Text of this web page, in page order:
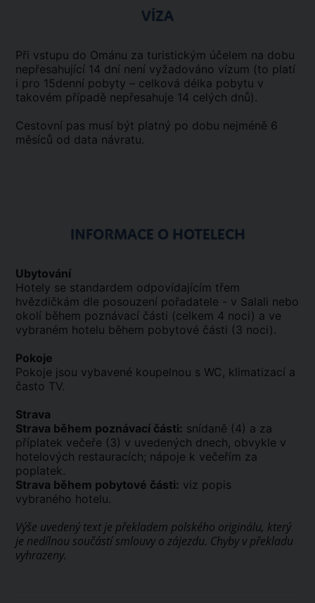
VÍZA
Při vstupu do Ománu za turistickým účelem na dobu
nepřesahující 14 dní není vyžadováno vízum (to platí
i pro 15denní pobyty – celková délka pobytu v
takovém případě nepřesahuje 14 celých dnů).
Cestovní pas musí být platný po dobu nejméně 6
měsíců od data návratu.
INFORMACE O HOTELECH
Ubytování
Hotely se standardem odpovídajícím třem
hvězdičkám dle posouzení pořadatele - v Salali nebo
okolí během poznávací části (celkem 4 noci) a ve
vybraném hotelu během pobytové části (3 noci).
Pokoje
Pokoje jsou vybavené koupelnou s WC, klimatizací a
často TV.
Strava
Strava během poznávací části: snídaně (4) a za
příplatek večeře (3) v uvedených dnech, obvykle v
hotelových restauracích; nápoje k večeřím za
poplatek.
Strava během pobytové části: viz popis
vybraného hotelu.
Výše uvedený text je překladem polského originálu, který
je nedílnou součástí smlouvy o zájezdu. Chyby v překladu
vyhrazeny.